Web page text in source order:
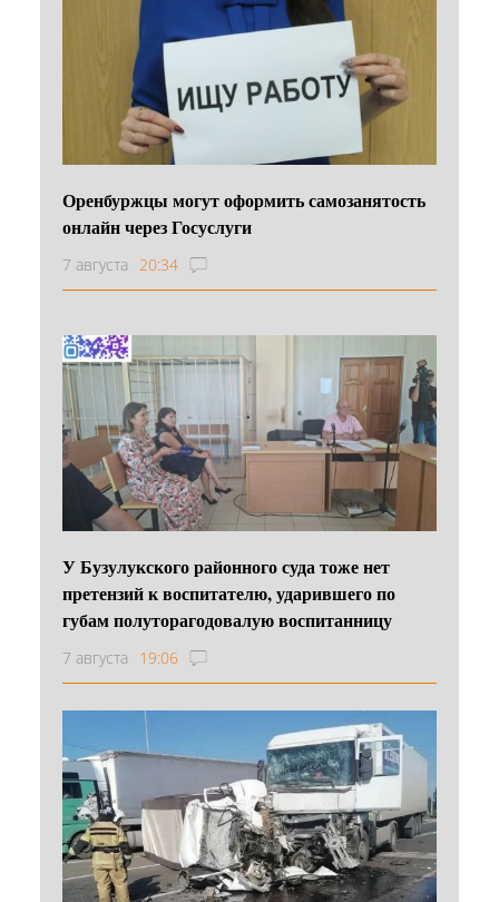
Оренбуржцы могут оформить самозанятость
онлайн через Госуслуги
7 августа 20:34
У Бузулукского районного суда тоже нет
претензий к воспитателю, ударившего по
губам полуторагодовалую воспитанницу
7 августа 19:06